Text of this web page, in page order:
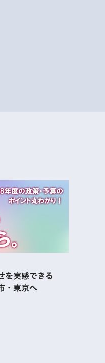
集まれ！あふれる熱気 アニ
・TOKYOの今を大解剖!!